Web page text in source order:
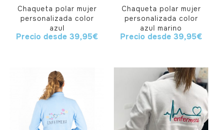
Chaqueta polar mujer
personalizada color
azul
Precio desde 39,95€
Chaqueta polar mujer
personalizada color
azul marino
Precio desde 39,95€